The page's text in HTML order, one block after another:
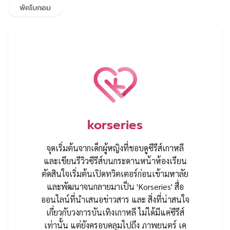
พัคโบกอม
korseries
จุดเริ่มต้นจากเด็กผู้หญิงที่ชอบดูซีรีส์เกาหลี
และเขียนรีวิวซีรีส์บนกระดานหน้าห้องเรียน
ตัดสินใจเริ่มต้นเปิดทวิตเตอร์ก่อนเข้ามหาลัย
และพัฒนาจนกลายมาเป็น 'Korseries' สื่อ
ออนไลน์ที่นำเสนอข่าวสาร และ สิ่งที่น่าสนใจ
เกี่ยวกับวงการบันเทิงเกาหลี ไม่ได้มีแค่ซีรีส์
เท่านั้น แต่ยังครอบคลุมไปถึง ภาพยนตร์ เค